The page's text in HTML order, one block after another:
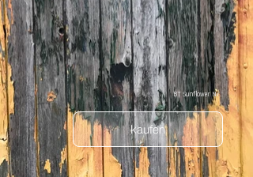
BT Sunflower Nr.:
kaufen